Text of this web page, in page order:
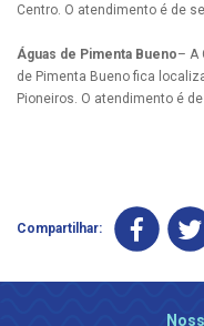
Centro. O atendimento é de
Águas de Pimenta Bueno– A
de Pimenta Bueno fica
Pioneiros. O atendimento é
Compartilhar: